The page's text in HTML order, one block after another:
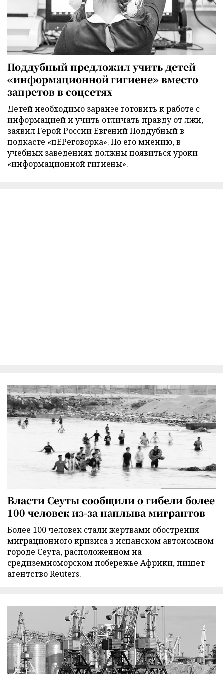
Поддубный предложил учить детей
«информационной гигиене» вместо
запретов в соцсетях
Детей необходимо заранее готовить к работе с
информацией и учить отличать правду от лжи,
заявил Герой России Евгений Поддубный в
подкасте «пЕРеговорка». По его мнению, в
учебных заведениях должны появиться уроки
«информационной гигиены».
Власти Сеуты сообщили о гибели более
100 человек из-за наплыва мигрантов
Более 100 человек стали жертвами обострения
миграционного кризиса в испанском автономном
городе Сеута, расположенном на
средиземноморском побережье Африки, пишет
агентство Reuters.